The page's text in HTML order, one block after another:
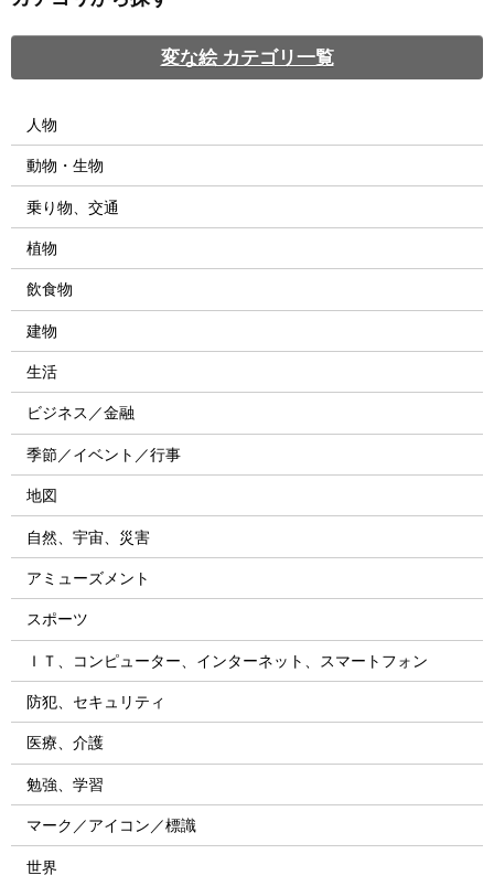
変な絵 カテゴリ一覧
人物
動物・生物
乗り物、交通
植物
飲食物
建物
生活
ビジネス／金融
季節／イベント／行事
地図
自然、宇宙、災害
アミューズメント
スポーツ
ＩＴ、コンピューター、インターネット、スマートフォン
防犯、セキュリティ
医療、介護
勉強、学習
マーク／アイコン／標識
世界